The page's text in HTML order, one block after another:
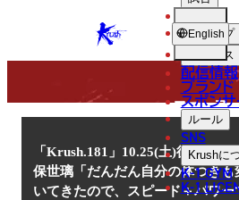
KRUSH English
ショップ
ニュース
配信情報
ブランド
スポンサ
ルール
SNS
Krushに
K-1 GYM
K-1
ニュース
「Krush.181」10.25(土)後楽園
保世璃「だんだん自分の体つき
いてきたので、スピード＋パワー